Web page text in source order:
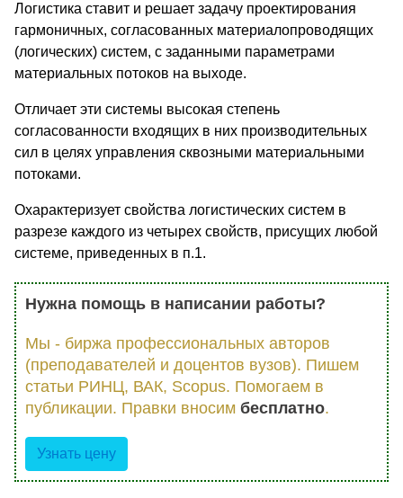
Логистика ставит и решает задачу проектирования
гармоничных, согласованных материалопроводящих
(логических) систем, с заданными параметрами
материальных потоков на выходе.
Отличает эти системы высокая степень
согласованности входящих в них производительных
сил в целях управления сквозными материальными
потоками.
Охарактеризует свойства логистических систем в
разрезе каждого из четырех свойств, присущих любой
системе, приведенных в п.1.
Нужна помощь в написании работы?
Мы - биржа профессиональных авторов
(преподавателей и доцентов вузов). Пишем
статьи РИНЦ, ВАК, Scopus. Помогаем в
публикации. Правки вносим бесплатно.
Узнать цену